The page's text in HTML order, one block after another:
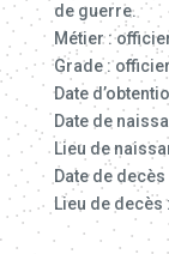
de guerre.
Métier :
Grade : officier
Date
Date de
Lieu de
Date de
Lieu de decès